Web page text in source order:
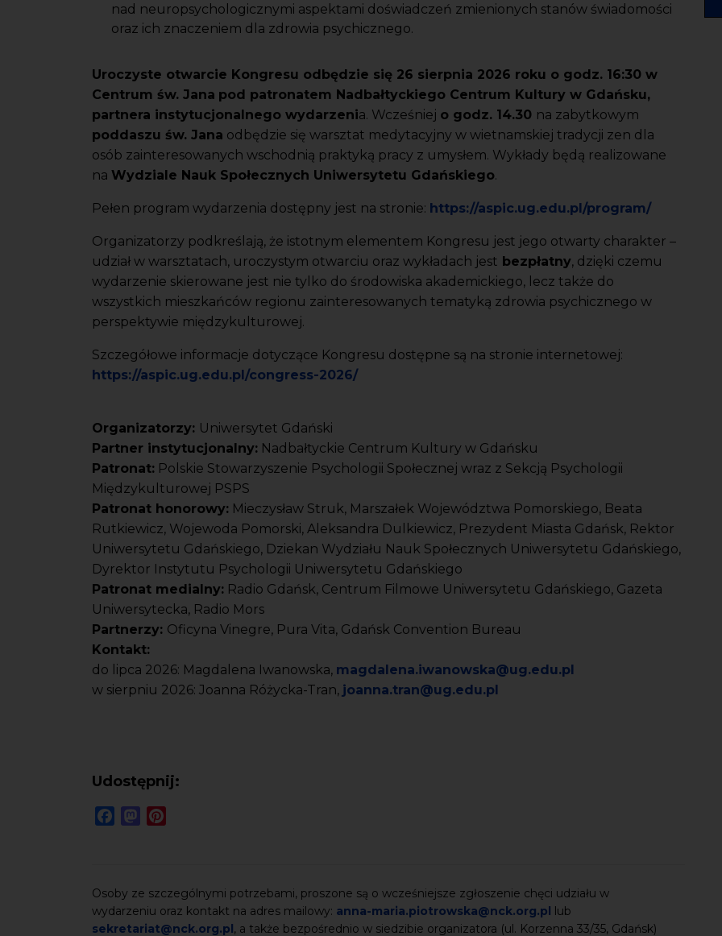
nad neuropsychologicznymi aspektami doświadczeń zmienionych stanów świadomości
oraz ich znaczeniem dla zdrowia psychicznego.
Uroczyste otwarcie Kongresu odbędzie się 26 sierpnia 2026 roku o godz. 16:30 w
Centrum św. Jana pod patronatem Nadbałtyckiego Centrum Kultury w Gdańsku,
partnera instytucjonalnego wydarzenia. Wcześniej o godz. 14.30 na zabytkowym
poddaszu św. Jana odbędzie się warsztat medytacyjny w wietnamskiej tradycji zen dla
osób zainteresowanych wschodnią praktyką pracy z umysłem. Wykłady będą realizowane
na Wydziale Nauk Społecznych Uniwersytetu Gdańskiego.
Pełen program wydarzenia dostępny jest na stronie: https://aspic.ug.edu.pl/program/
Organizatorzy podkreślają, że istotnym elementem Kongresu jest jego otwarty charakter –
udział w warsztatach, uroczystym otwarciu oraz wykładach jest bezpłatny, dzięki czemu
wydarzenie skierowane jest nie tylko do środowiska akademickiego, lecz także do
wszystkich mieszkańców regionu zainteresowanych tematyką zdrowia psychicznego w
perspektywie międzykulturowej.
Szczegółowe informacje dotyczące Kongresu dostępne są na stronie internetowej:
https://aspic.ug.edu.pl/congress-2026/
Organizatorzy: Uniwersytet Gdański
Partner instytucjonalny: Nadbałtyckie Centrum Kultury w Gdańsku
Patronat: Polskie Stowarzyszenie Psychologii Społecznej wraz z Sekcją Psychologii
Międzykulturowej PSPS
Patronat honorowy: Mieczysław Struk, Marszałek Województwa Pomorskiego, Beata
Rutkiewicz, Wojewoda Pomorski, Aleksandra Dulkiewicz, Prezydent Miasta Gdańsk, Rektor
Uniwersytetu Gdańskiego, Dziekan Wydziału Nauk Społecznych Uniwersytetu Gdańskiego,
Dyrektor Instytutu Psychologii Uniwersytetu Gdańskiego
Patronat medialny: Radio Gdańsk, Centrum Filmowe Uniwersytetu Gdańskiego, Gazeta
Uniwersytecka, Radio Mors
Partnerzy: Oficyna Vinegre, Pura Vita, Gdańsk Convention Bureau
Kontakt:
do lipca 2026: Magdalena Iwanowska, magdalena.iwanowska@ug.edu.pl
w sierpniu 2026: Joanna Różycka-Tran, joanna.tran@ug.edu.pl
Udostępnij:
FacebookMastodon
Osoby ze szczególnymi potrzebami, proszone są o wcześniejsze zgłoszenie chęci udziału w
wydarzeniu oraz kontakt na adres mailowy: anna-maria.piotrowska@nck.org.pl
lub
sekretariat@nck.org.pl , a także bezpośrednio w siedzibie organizatora (ul. Korzenna 33/35, Gdańsk)